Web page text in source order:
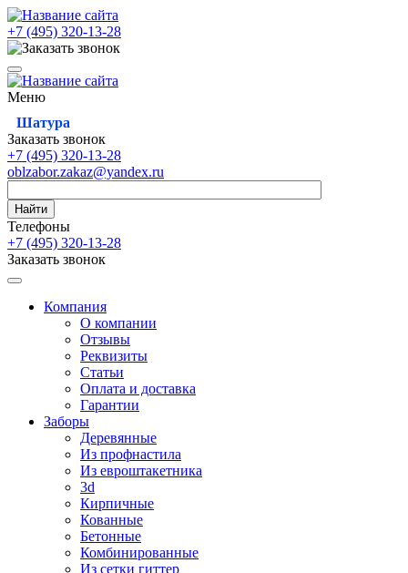
+7 (495) 320-13-28
Меню
Шатура
Заказать звонок
+7 (495) 320-13-28
oblzabor.zakaz@yandex.ru
Найти
Телефоны
+7 (495) 320-13-28
Заказать звонок
Компания
О компании
Отзывы
Реквизиты
Статьи
Оплата и доставка
Гарантии
Заборы
Деревянные
Из профнастила
Из евроштакетника
3d
Кирпичные
Кованные
Бетонные
Комбинированные
Из сетки гиттер